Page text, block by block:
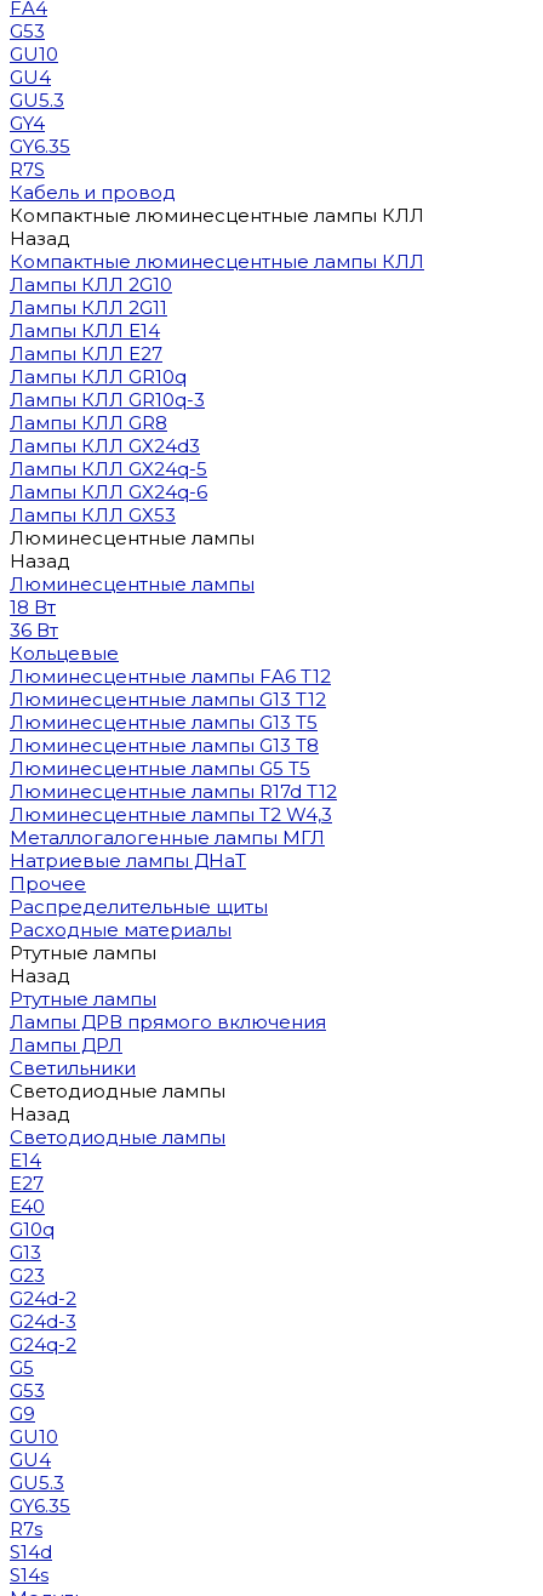
FA4
G53
GU10
GU4
GU5.3
GY4
GY6.35
R7S
Кабель и провод
Компактные люминесцентные лампы КЛЛ
Назад
Компактные люминесцентные лампы КЛЛ
Лампы КЛЛ 2G10
Лампы КЛЛ 2G11
Лампы КЛЛ E14
Лампы КЛЛ E27
Лампы КЛЛ GR10q
Лампы КЛЛ GR10q-3
Лампы КЛЛ GR8
Лампы КЛЛ GX24d3
Лампы КЛЛ GX24q-5
Лампы КЛЛ GX24q-6
Лампы КЛЛ GX53
Люминесцентные лампы
Назад
Люминесцентные лампы
18 Вт
36 Вт
Кольцевые
Люминесцентные лампы FA6 T12
Люминесцентные лампы G13 T12
Люминесцентные лампы G13 T5
Люминесцентные лампы G13 T8
Люминесцентные лампы G5 T5
Люминесцентные лампы R17d T12
Люминесцентные лампы T2 W4,3
Металлогалогенные лампы МГЛ
Натриевые лампы ДНаТ
Прочее
Распределительные щиты
Расходные материалы
Ртутные лампы
Назад
Ртутные лампы
Лампы ДРВ прямого включения
Лампы ДРЛ
Светильники
Светодиодные лампы
Назад
Светодиодные лампы
E14
E27
E40
G10q
G13
G23
G24d-2
G24d-3
G24q-2
G5
G53
G9
GU10
GU4
GU5.3
GY6.35
R7s
S14d
S14s